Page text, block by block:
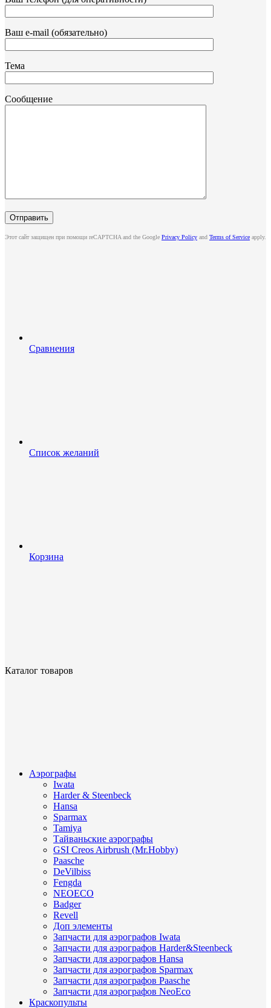
Ваш e-mail (обязательно)
Тема
Сообщение
Этот сайт защищен при помощи reCAPTCHA and the Google Privacy Policy and Terms of Service apply.
Сравнения
Список желаний
Корзина
Каталог товаров
Аэрографы
Iwata
Harder & Steenbeck
Hansa
Sparmax
Tamiya
Тайваньские аэрографы
GSI Creos Airbrush (Mr.Hobby)
Paasche
DeVilbiss
Fengda
NEOECO
Badger
Revell
Доп элементы
Запчасти для аэрографов Iwata
Запчасти для аэрографов Harder&Steenbeck
Запчасти для аэрографов Hansa
Запчасти для аэрографов Sparmax
Запчасти для аэрографов Paasche
Запчасти для аэрографов NeoEco
Краскопульты